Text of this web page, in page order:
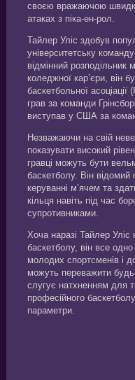
своєю вражаючою
атаках з піка-ен-рол.
Тайлер Уліс здобув
університетську
відмінний розподільник
коледжної кар’єри, він
баскетбольної
грав за команди
виступав у США за
Незважаючи на свій
показувати високий
гравці можуть бути
баскетболу. Він
керуванні м’ячем та
кільця навіть під час
супротивниками.
Хоча наразі Тайлер Уліс
баскетболу, він все
молодих спортсменів і
можуть переважити
слугує натхненням для
професійного
параметри.